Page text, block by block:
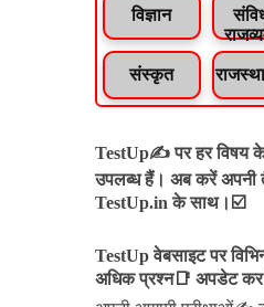
विज्ञान
संस्कृत
TestUp✍️ पर हर विषय
उपलब्ध हैं। अब करें अपनी
TestUp.in के साथ।☑️
TestUp वेबसाइट पर
अधिक प्रश्न📑 अपडेट कर